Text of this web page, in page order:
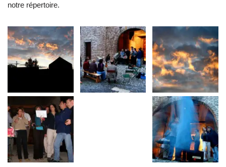
notre répertoire.